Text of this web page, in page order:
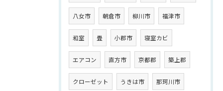
八女市 朝倉市 柳川市 福津市
和室 畳 小郡市 寝室カビ
エアコン 直方市 京都郡 築上郡
クローゼット うきは市 那珂川市